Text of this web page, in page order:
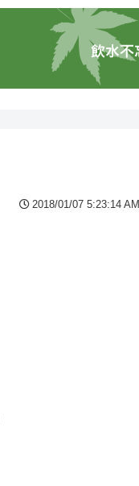
2018/01/07 5:23:14 AM